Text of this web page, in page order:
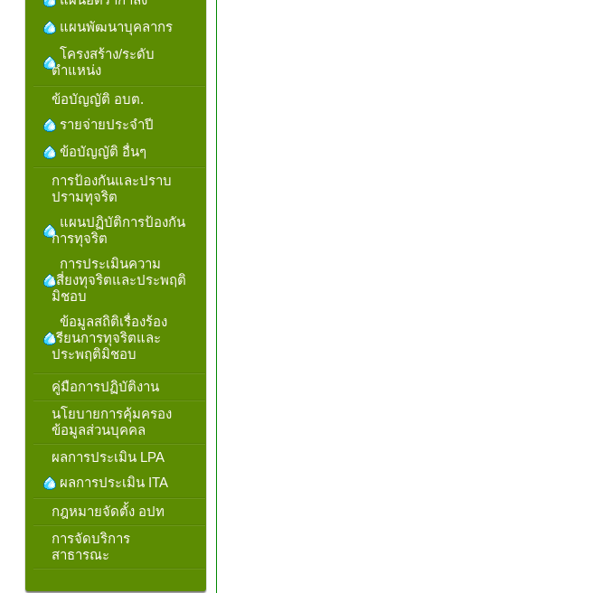
แผนพัฒนาบุคลากร
โครงสร้าง/ระดับ
ตำแหน่ง
ข้อบัญญัติ อบต.
รายจ่ายประจำปี
ข้อบัญญัติ อื่นๆ
การป้องกันและปราบ
ปรามทุจริต
แผนปฏิบัติการป้องกัน
การทุจริต
การประเมินความ
เสี่ยงทุจริตและประพฤติ
มิชอบ
ข้อมูลสถิติเรื่องร้อง
เรียนการทุจริตและ
ประพฤติมิชอบ
คู่มือการปฏิบัติงาน
นโยบายการคุ้มครอง
ข้อมูลส่วนบุคคล
ผลการประเมิน LPA
ผลการประเมิน ITA
กฎหมายจัดตั้ง อปท
การจัดบริการ
สาธารณะ